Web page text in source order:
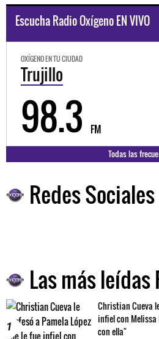
Escucha Radio Oxígeno EN VIVO
OXÍGENO EN TU CIUDAD
Trujillo
98.3 FM
Todas las
Redes Sociales
Las más leídas
1
Christian Cueva
infiel con Melissa
con ella"